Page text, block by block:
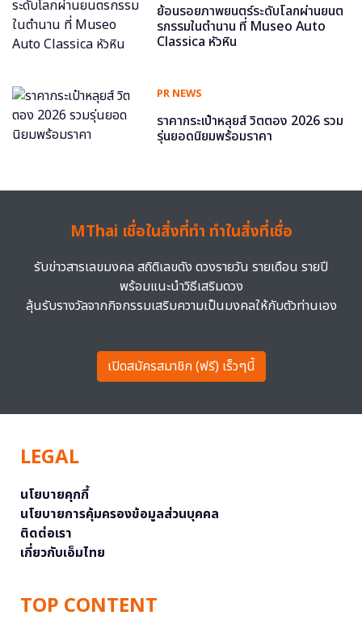
ย้อนรอยภาพยนตร์ระดับโลกผ่านยนต
รกรรมในตำนาน ที่ Museo Auto
Classica หัวหิน
PR NEWS
ราคากระเป๋าหลุยส์ วิตตอง 2026 รวม
รุ่นยอดนิยมพร้อมราคา
MThai เชื่อในสิ่งที่ทำ ทำในสิ่งที่เชื่อ
รับข่าวสารเลขมงคล สถิติเลขดัง ดวงรายวัน รายเดือน รายปี
พร้อมแนะนำวิธีเสริมดวง
ลุ้นรับรางวัลจากกิจกรรมเสริมความเป็นมงคลให้กับตัวท่านเอง
เปิดสมัครสมาชิก (ฟรี) เร็วๆนี้
LEGAL
นโยบายคุกกี้
นโยบายการคุ้มครองข้อมูลส่วนบุคคล
ติดต่อเรา
เกี่ยวกับเอ็มไทย
TOP CONTENT